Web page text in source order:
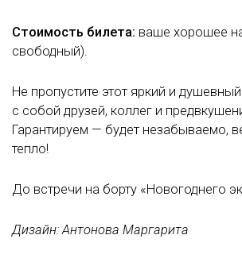
Стоимость билета: ваше хорошее
свободный).
Не пропустите этот яркий и
с собой друзей, коллег и
Гарантируем — будет незабываемо,
тепло!
До встречи на борту «Новогоднего
Дизайн: Антонова Маргарита